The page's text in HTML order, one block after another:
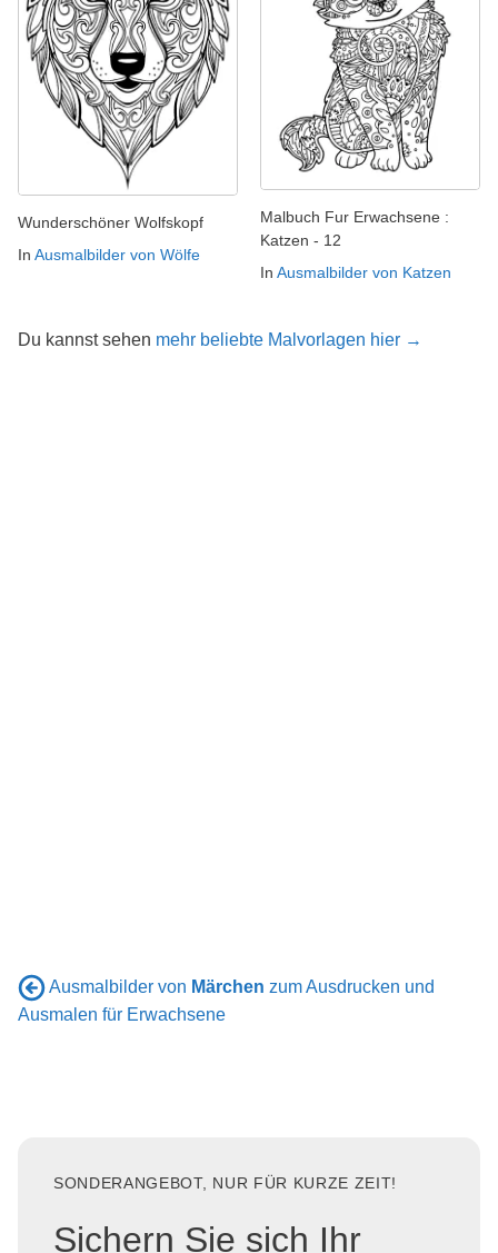
Wunderschöner Wolfskopf
In Ausmalbilder von Wölfe
Malbuch Fur Erwachsene :
Katzen - 12
In Ausmalbilder von Katzen
Du kannst sehen mehr beliebte Malvorlagen hier →
Ausmalbilder von Märchen zum Ausdrucken und
Ausmalen für Erwachsene
SONDERANGEBOT, NUR FÜR KURZE ZEIT!
Sichern Sie sich Ihr